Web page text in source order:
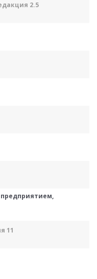
2.5
11